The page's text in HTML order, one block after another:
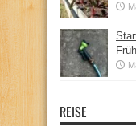
REISE